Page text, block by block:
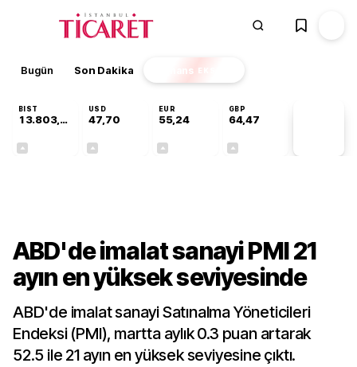
Bugün Son Dakika Finans EKSTRA
BIST
13.803,11
USD
47,70
EUR
55,24
GBP
64,47
ABD'de imalat sanayi PMI 21
ayın en yüksek seviyesinde
ABD'de imalat sanayi Satınalma Yöneticileri
Endeksi (PMI), martta aylık 0.3 puan artarak
52.5 ile 21 ayın en yüksek seviyesine çıktı.